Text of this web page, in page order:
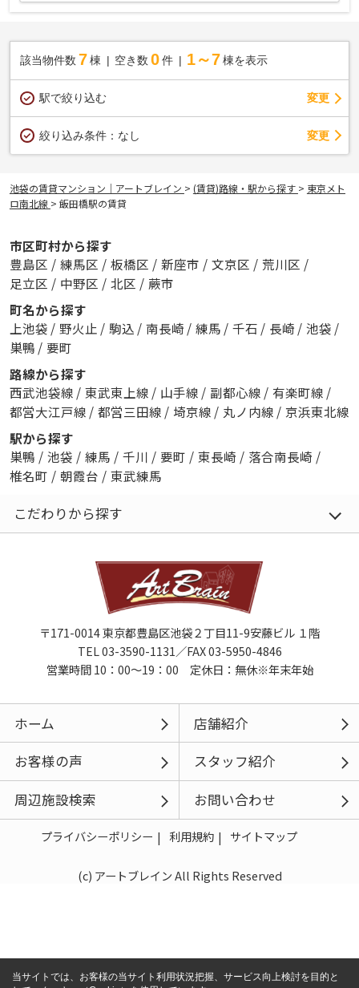
該当物件数 7棟 空き数 0 件 1～7 棟を表示
駅で絞り込む 変更
絞り込み条件： なし 変更
池袋の賃貸マンション｜アートブレイン > (賃貸)路線・駅から探す > 東京メト
ロ南北線 > 飯田橋駅の賃貸
市区町村から探す
豊島区 / 練馬区 / 板橋区 / 新座市 / 文京区 / 荒川区 /
足立区 / 中野区 / 北区 / 蕨市
町名から探す
上池袋 / 野火止 / 駒込 / 南長崎 / 練馬 / 千石 / 長崎 / 池袋 /
巣鴨 / 要町
路線から探す
西武池袋線 / 東武東上線 / 山手線 / 副都心線 / 有楽町線 /
都営大江戸線 / 都営三田線 / 埼京線 / 丸ノ内線 / 京浜東北線
駅から探す
巣鴨 / 池袋 / 練馬 / 千川 / 要町 / 東長崎 / 落合南長崎 /
椎名町 / 朝霞台 / 東武練馬
こだわりから探す
〒171-0014 東京都豊島区池袋２丁目11-9安藤ビル １階
TEL 03-3590-1131／FAX 03-5950-4846
営業時間 10：00～19：00 定休日：無休※年末年始
ホーム
店舗紹介
お客様の声
スタッフ紹介
周辺施設検索
お問い合わせ
プライバシーポリシー 利用規約 サイトマップ
(c) アートブレイン All Rights Reserved
当サイトでは、お客様の当サイト利用状況把握、サービス向上検討を目的と